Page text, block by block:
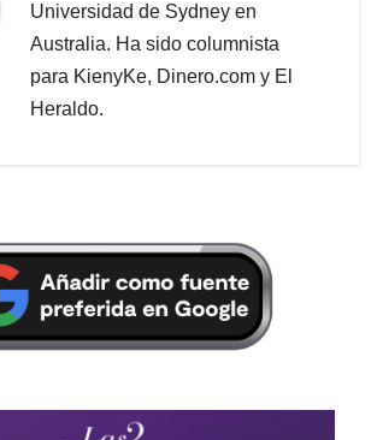
Universidad de Sydney en
Australia. Ha sido columnista
para KienyKe, Dinero.com y El
Heraldo.